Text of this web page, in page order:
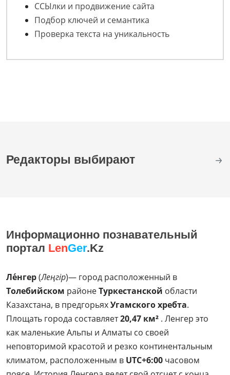
ССЫлки и продвижение сайта
Подбор ключей и семантика
Проверка текста на уникальность
Редакторы выбирают
Информационно познавательный
портал LenGer.Kz
Ле́нгер(Леңгір)— город расположенный в
Толебийском районеТуркестанской области
Казахстана, в предгорьяхУгамского хребта.
Площать города составляет20,47 км² . Ленгер это
как маленькие Альпы и Алматы со своей
неповторимой красотой и резко континентальным
климатом, расположенным в UTC+6:00 часовом